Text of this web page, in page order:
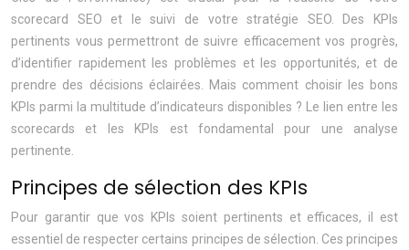
scorecard SEO et le suivi de votre stratégie SEO. Des KPIs
pertinents vous permettront de suivre efficacement vos progrès,
d’identifier rapidement les problèmes et les opportunités, et de
prendre des décisions éclairées. Mais comment choisir les bons
KPIs parmi la multitude d’indicateurs disponibles ? Le lien entre les
scorecards et les KPIs est fondamental pour une analyse
pertinente.
Principes de sélection des KPIs
Pour garantir que vos KPIs soient pertinents et efficaces, il est
essentiel de respecter certains principes de sélection. Ces principes